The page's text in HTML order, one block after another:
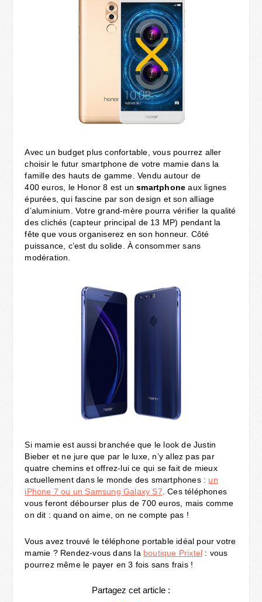
Avec un budget plus confortable, vous pourrez aller
choisir le futur smartphone de votre mamie dans la
famille des hauts de gamme. Vendu autour de
400 euros, le Honor 8 est unsmartphone aux lignes
épurées, qui fascine par son design et son alliage
d’aluminium. Votre grand-mère pourra vérifier la qualité
des clichés (capteur principal de 13 MP) pendant la
fête que vous organiserez en son honneur. Côté
puissance, c’est du solide. À consommer sans
modération.
Si mamie est aussi branchée que le look de Justin
Bieber et ne jure que par le luxe, n’y allez pas par
quatre chemins et offrez-lui ce qui se fait de mieux
actuellement dans le monde des smartphones : un
iPhone 7 ou un Samsung Galaxy S7 . Ces téléphones
vous feront débourser plus de 700 euros, mais comme
on dit : quand on aime, on ne compte pas !
Vous avez trouvé le téléphone portable idéal pour votre
mamie ? Rendez-vous dans la boutique Prixtel : vous
pourrez même le payer en 3 fois sans frais !
Partagez cet article :